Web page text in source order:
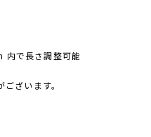
で長さ調整可能
ざいます。